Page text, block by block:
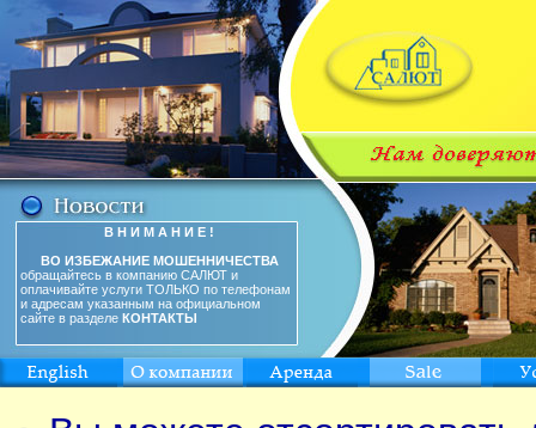
В Н И М А Н И Е !
ВО ИЗБЕЖАНИЕ МОШЕННИЧЕСТВА
обращайтесь в компанию САЛЮТ и
оплачивайте услуги ТОЛЬКО по телефонам
и адресам указанным на официальном
сайте в разделе КОНТАКТЫ